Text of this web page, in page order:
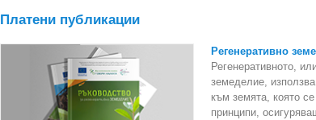
Платени публикации
Регенеративно
Регенеративното,
земеделие,
към земята, която
принципи,